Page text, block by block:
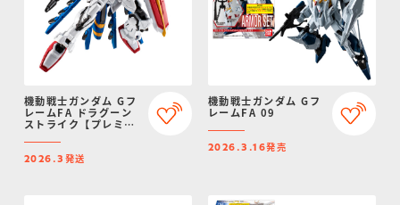
機動戦士ガンダム Gフ
レームFA ドラグーン
ストライク【プレミア
2026.3 発送
機動戦士ガンダム Gフ
レームFA 09
2026.3.16発売